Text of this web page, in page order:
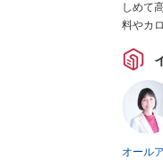
しめて
料やカ
オール